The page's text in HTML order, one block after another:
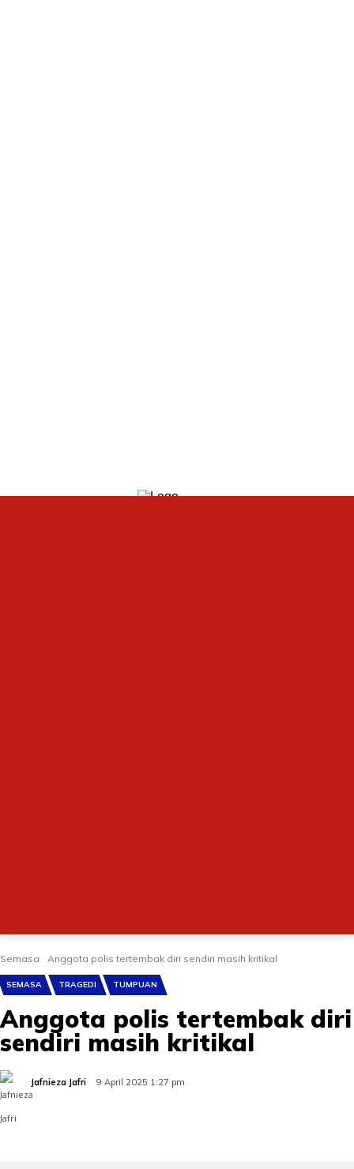
Semasa Anggota polis tertembak diri sendiri masih kritikal
SEMASA TRAGEDI TUMPUAN
Anggota polis tertembak diri
sendiri masih kritikal
Jafnieza Jafri 9 April 2025 1:27 pm